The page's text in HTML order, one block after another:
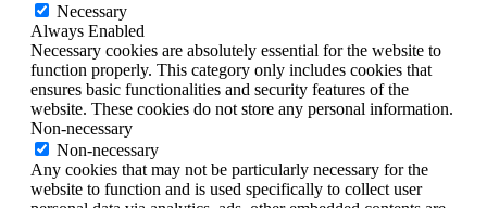
Necessary
Always Enabled
Necessary cookies are absolutely essential for the website to
function properly. This category only includes cookies that
ensures basic functionalities and security features of the
website. These cookies do not store any personal information.
Non-necessary
Non-necessary
Any cookies that may not be particularly necessary for the
website to function and is used specifically to collect user